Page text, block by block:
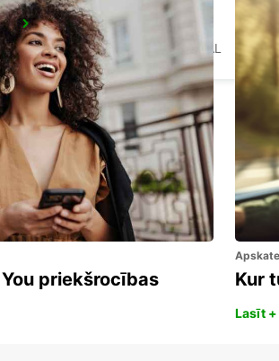
LAGOS
LAGOS - PORTUGAL
priekšrocības Kur
Lasīt +